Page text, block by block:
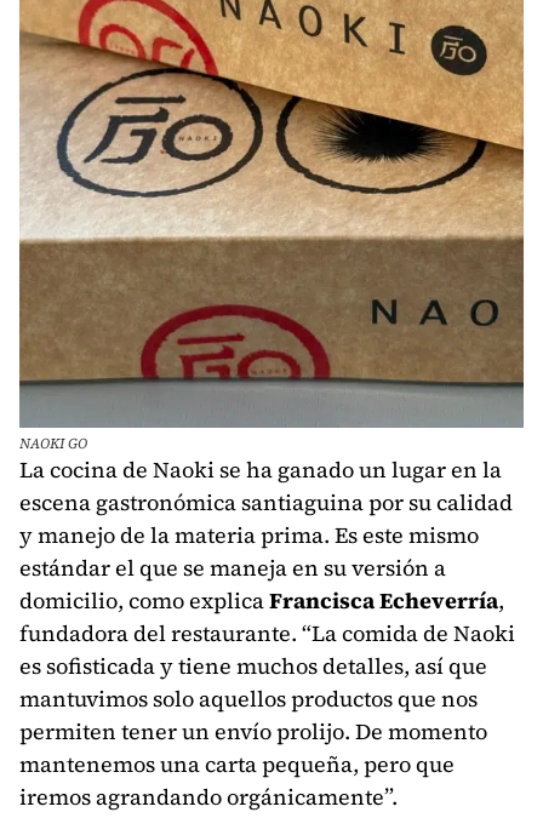
NAOKI GO
La cocina de Naoki se ha ganado un lugar en la
escena gastronómica santiaguina por su calidad
y manejo de la materia prima. Es este mismo
estándar el que se maneja en su versión a
domicilio, como explicaFrancisca Echeverría,
fundadora del restaurante. “La comida de Naoki
es sofisticada y tiene muchos detalles, así que
mantuvimos solo aquellos productos que nos
permiten tener un envío prolijo. De momento
mantenemos una carta pequeña, pero que
iremos agrandando orgánicamente”.